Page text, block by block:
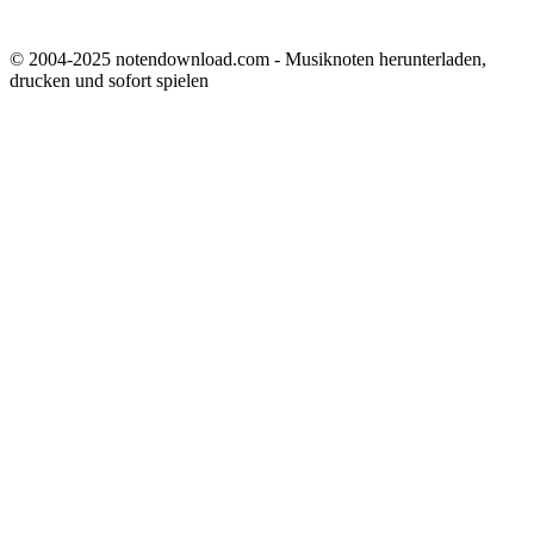
© 2004-2025 notendownload.com - Musiknoten herunterladen,
drucken und sofort spielen